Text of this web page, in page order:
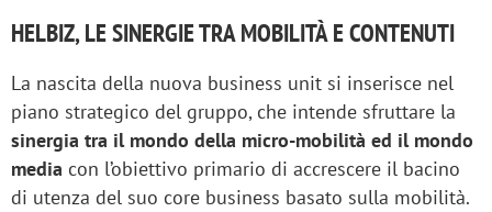
HELBIZ, LE SINERGIE TRA MOBILITÀ E CONTENUTI
La nascita della nuova business unit si inserisce nel
piano strategico del gruppo, che intende sfruttare la
sinergia tra il mondo della micro-mobilità ed il mondo
media con l’obiettivo primario di accrescere il bacino
di utenza del suo core business basato sulla mobilità.